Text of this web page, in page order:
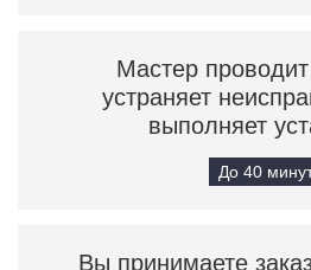
Мастер
устраняет
выполняет
До 40
Вы принимаете